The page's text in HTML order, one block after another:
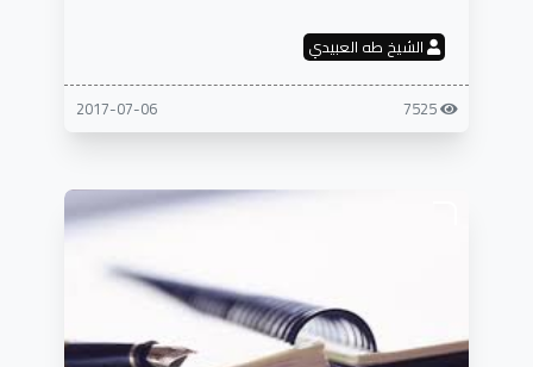
الشيخ طه العبيدي